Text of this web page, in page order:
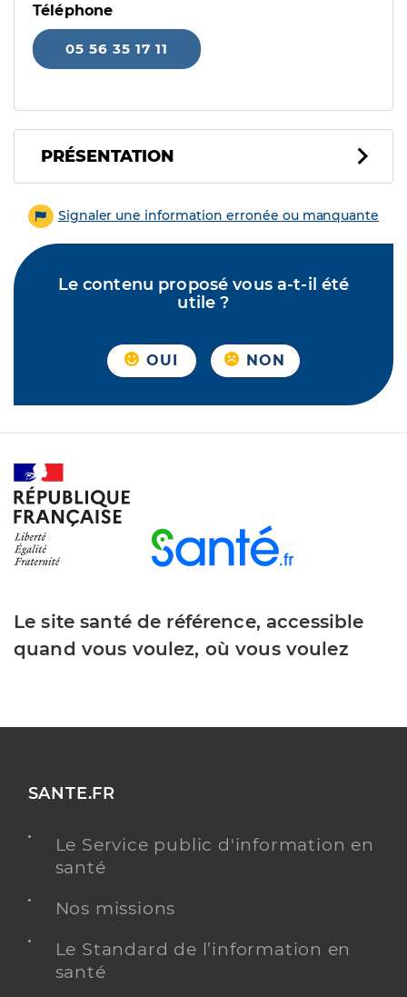
Téléphone
05 56 35 17 11
PRÉSENTATION
Signaler une information erronée ou manquante
Le contenu proposé vous a-t-il été
utile ?
OUI NON
Le site santé de référence, accessible
quand vous voulez, où vous voulez
SANTE.FR
Le Service public d'information en
santé
Nos missions
Le Standard de l’information en
santé